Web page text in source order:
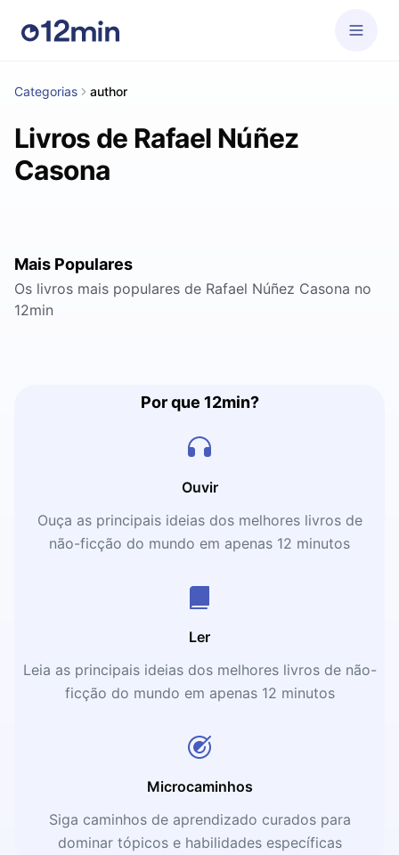
Categorias author
Livros de Rafael Núñez
Casona
Mais Populares
Os livros mais populares de Rafael Núñez Casona no
12min
Por que 12min?
Ouvir
Ouça as principais ideias dos melhores livros de
não-ficção do mundo em apenas 12 minutos
Ler
Leia as principais ideias dos melhores livros de não-
ficção do mundo em apenas 12 minutos
Microcaminhos
Siga caminhos de aprendizado curados para
dominar tópicos e habilidades específicas